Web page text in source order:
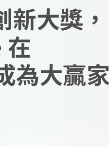
大獎，
為大贏家